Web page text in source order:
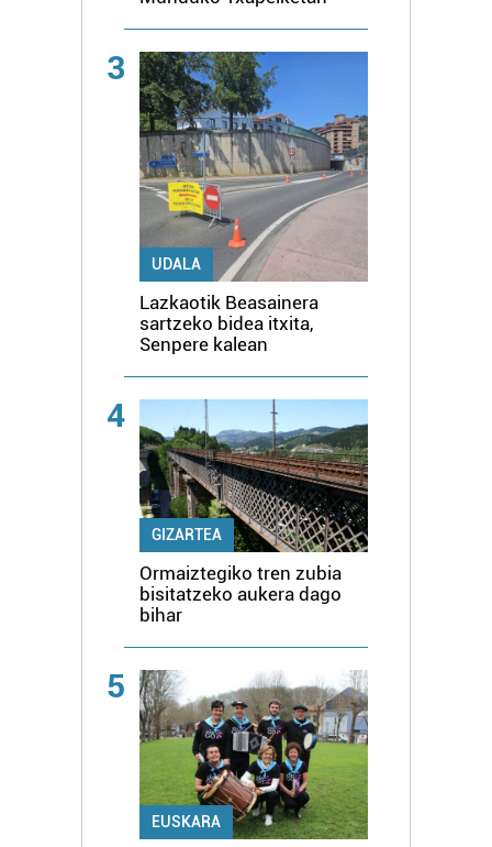
3
UDALA
Lazkaotik Beasainera
sartzeko bidea itxita,
Senpere kalean
4
GIZARTEA
Ormaiztegiko tren zubia
bisitatzeko aukera dago
bihar
5
EUSKARA